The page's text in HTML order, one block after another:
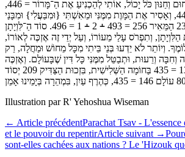
עָם" כָּמוֹנִי, זַכֵּנִי רַחוּם וְחַנּוּן כֹּל יָכוֹל, אוֹתִי לְהַכְנִיעַ אֶת הַ־מָּרוֹר = 446,
שֶׁהוּא הַ־מָּוֶת = 446, וְאָסִיר אֶת הַמָּוֶת מִמֶּנִּי וּמֵאִשְׁתִּי {וּמִבַּעֲלִי} וּמִבָּנַי
וּמִבְּנוֹתַי, וְאֶזְכֶּה לְאוֹר 237 הַמֵּאִיר 256 = 493 ﬩ 2 ﬩ 1 = 496. סוֹד הַ־לִּוְיָתָן
הַלִּוְיָתָן, וְתִפְרֹס עָלַי מֵעוֹרוֹ, וְעַל יְדֵי זֶה אֶזְכֶּה לְאוֹרוֹ,
וְיוֹתֵר לֹא יֵדְעוּ בְּנֵי בֵּיתִי מִכָּל מֵחוֹשׁ וּמַחֲלָה, רַק
וְרֵעוּת, וּתְבַטֵּל מִמֶּנִּי כָּל דִּין שֶׁבָּעוֹלָם. וְאֶזְכֶּה
לָגוּר כְּהֶרֶף 405 עַיִן 130 = 435 בַּחוֹמָה הַשְּׁלִישִׁית, בִּזְכוּת הַצַּדִּיק 209 יְסוֹד
Illustration par R' Yehoshua Wiseman
← Article précédentParachat Tsav - L'essence
et le pouvoir du repentirArticle suivant →
sont-elles cachées aux nations ? Le 'Hizouk